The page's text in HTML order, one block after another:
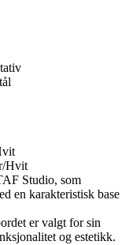
Studio, som
en karakteristisk base
er valgt for sin
og estetikk.